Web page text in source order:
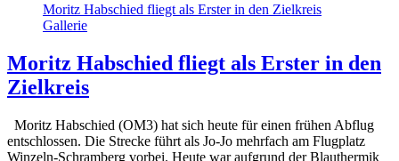
Moritz Habschied fliegt als Erster in den Zielkreis
Gallerie
Moritz Habschied fliegt als Erster in den
Zielkreis
Moritz Habschied (OM3) hat sich heute für einen frühen Abflug
entschlossen. Die Strecke führt als Jo-Jo mehrfach am Flugplatz
Winzeln-Schramberg vorbei. Heute war aufgrund der Blauthermik